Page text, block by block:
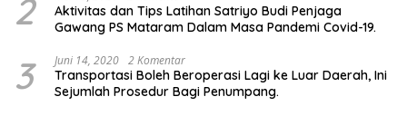
2
Aktivitas dan Tips Latihan Satriyo Budi Penjaga
Gawang PS Mataram Dalam Masa Pandemi Covid-19.
3 Juni 14, 2020 2 Komentar
Transportasi Boleh Beroperasi Lagi ke Luar Daerah, Ini
Sejumlah Prosedur Bagi Penumpang.